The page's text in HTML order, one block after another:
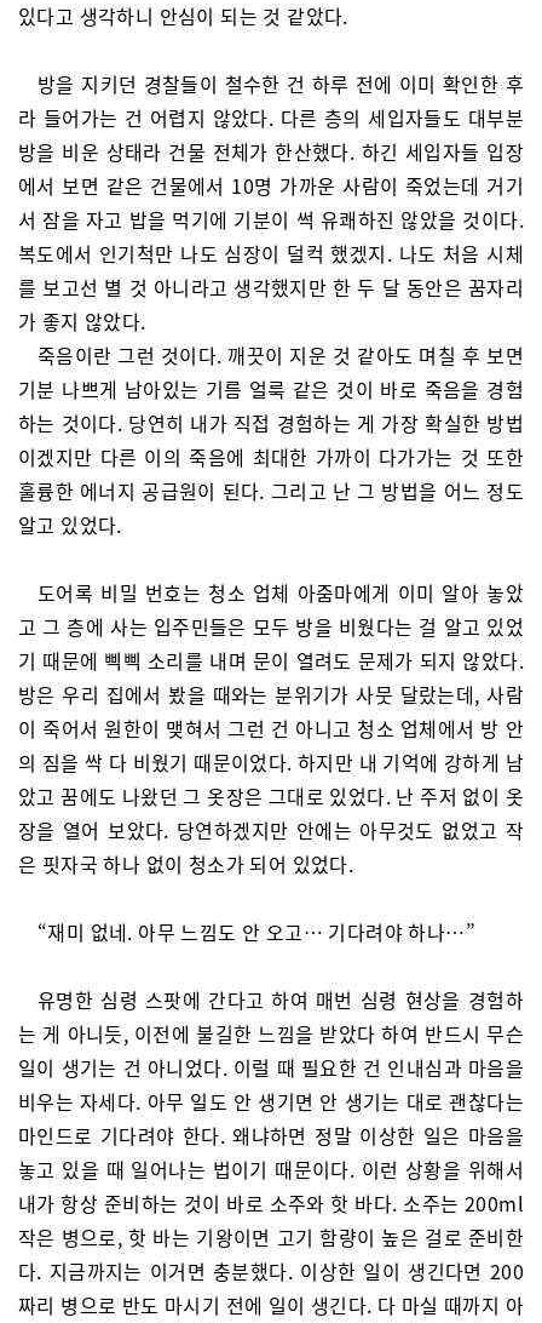
있다고 생각하니 안심이 되는 것 같았다.
방을 지키던 경찰들이 철수한 건 하루 전에 이미 확인한 후
라 들어가는 건 어렵지 않았다. 다른 층의 세입자들도 대부분
방을 비운 상태라 건물 전체가 한산했다. 하긴 세입자들 입장
에서 보면 같은 건물에서 10명 가까운 사람이 죽었는데 거기
서 잠을 자고 밥을 먹기에 기분이 썩 유쾌하진 않았을 것이다.
복도에서 인기척만 나도 심장이 덜컥 했겠지. 나도 처음 시체
를 보고선 별 것 아니라고 생각했지만 한 두 달 동안은 꿈자리
가 좋지 않았다.
죽음이란 그런 것이다. 깨끗이 지운 것 같아도 며칠 후 보면
기분 나쁘게 남아있는 기름 얼룩 같은 것이 바로 죽음을 경험
하는 것이다. 당연히 내가 직접 경험하는 게 가장 확실한 방법
이겠지만 다른 이의 죽음에 최대한 가까이 다가가는 것 또한
훌륭한 에너지 공급원이 된다. 그리고 난 그 방법을 어느 정도
알고 있었다.
도어록 비밀 번호는 청소 업체 아줌마에게 이미 알아 놓았
고 그 층에 사는 입주민들은 모두 방을 비웠다는 걸 알고 있었
기 때문에 삑삑 소리를 내며 문이 열려도 문제가 되지 않았다.
방은 우리 집에서 봤을 때와는 분위기가 사뭇 달랐는데, 사람
이 죽어서 원한이 맺혀서 그런 건 아니고 청소 업체에서 방 안
의 짐을 싹 다 비웠기 때문이었다. 하지만 내 기억에 강하게 남
았고 꿈에도 나왔던 그 옷장은 그대로 있었다. 난 주저 없이 옷
장을 열어 보았다. 당연하겠지만 안에는 아무것도 없었고 작
은 핏자국 하나 없이 청소가 되어 있었다.
“재미 없네. 아무 느낌도 안 오고… 기다려야 하나…”
유명한 심령 스팟에 간다고 하여 매번 심령 현상을 경험하
는 게 아니듯, 이전에 불길한 느낌을 받았다 하여 반드시 무슨
일이 생기는 건 아니었다. 이럴 때 필요한 건 인내심과 마음을
비우는 자세다. 아무 일도 안 생기면 안 생기는 대로 괜찮다는
마인드로 기다려야 한다. 왜냐하면 정말 이상한 일은 마음을
놓고 있을 때 일어나는 법이기 때문이다. 이런 상황을 위해서
내가 항상 준비하는 것이 바로 소주와 핫 바다. 소주는 200ml
작은 병으로, 핫 바는 기왕이면 고기 함량이 높은 걸로 준비한
다. 지금까지는 이거면 충분했다. 이상한 일이 생긴다면 200
짜리 병으로 반도 마시기 전에 일이 생긴다. 다 마실 때까지 아